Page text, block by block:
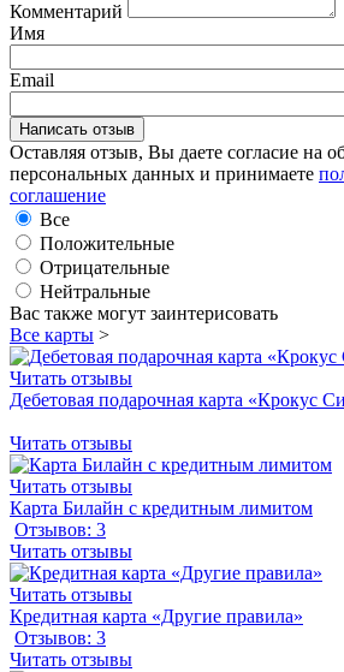
Комментарий
Имя
Email
Оставляя отзыв, Вы даете согласие на
персональных данных и принимаете
соглашение
Все
Положительные
Отрицательные
Нейтральные
Вас также могут заинтерисовать
Все карты >
Читать отзывы
Дебетовая подарочная карта «Крокус
Читать отзывы
Читать отзывы
Карта Билайн с кредитным лимитом
Отзывов: 3
Читать отзывы
Читать отзывы
Кредитная карта «Другие правила»
Отзывов: 3
Читать отзывы